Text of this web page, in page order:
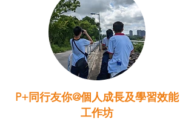
P+同行友你@個人成長及學習效能
工作坊